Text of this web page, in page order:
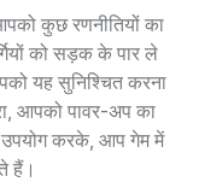
कुछ रणनीतियों का
को सड़क के पार ले
यह सुनिश्चित करना
आपको पावर-अप का
उपयोग करके, आप गेम में
हैं।